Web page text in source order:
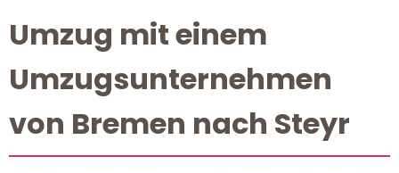
Umzug mit einem
Umzugsunternehmen
von Bremen nach Steyr